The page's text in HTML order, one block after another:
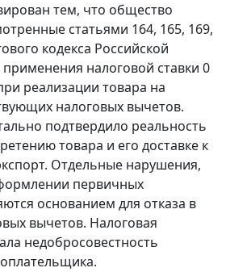
тем, что общество
статьями 164, 165, 169,
кодекса Российской
налоговой ставки 0
реализации товара на
налоговых вычетов.
подтвердило реальность
товара и его доставке к
. Отдельные нарушения,
первичных
основанием для отказа в
вычетов. Налоговая
недобросовестность